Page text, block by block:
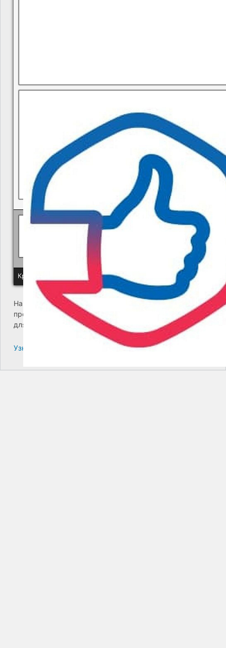
В квитанциях ошибки, в подъезде мусор, сотрудники
Политика КГУП "Камчатский водоканал" в отношении
Краевое государственное унитарное предприятие
На сайте возникла критическая ошибка. Пожалуйста,
проверьте входящие сообщения почты администратора
для дальнейших инструкций.
Узнайте больше про решение проблем с WordPress.